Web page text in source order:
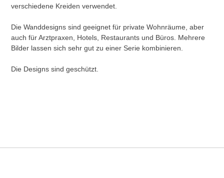
verschiedene Kreiden verwendet.
Die Wanddesigns sind geeignet für private Wohnräume, aber
auch für Arztpraxen, Hotels, Restaurants und Büros. Mehrere
Bilder lassen sich sehr gut zu einer Serie kombinieren.
Die Designs sind geschützt.